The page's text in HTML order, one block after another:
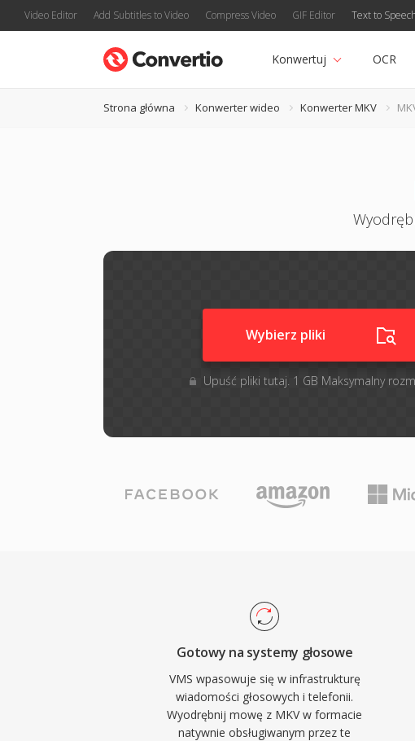
Video Editor Add Subtitles to Video Compress Video GIF Editor Text to Speech
Konwertuj OCR
Strona główna Konwerter wideo Konwerter MKV
Wybierz pliki
Upuść pliki tutaj. 1 GB Maksymalny
Gotowy na systemy głosowe
VMS wpasowuje się w infrastrukturę
wiadomości głosowych i telefonii.
Wyodrębnij mowę z MKV w formacie
natywnie obsługiwanym przez te